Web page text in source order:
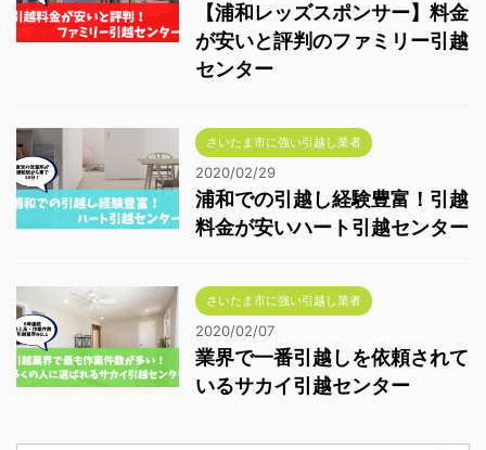
【浦和レッズスポンサー】料金
が安いと評判のファミリー引越
センター
さいたま市に強い引越し業者
2020/02/29
浦和での引越し経験豊富！引越
料金が安いハート引越センター
さいたま市に強い引越し業者
2020/02/07
業界で一番引越しを依頼されて
いるサカイ引越センター